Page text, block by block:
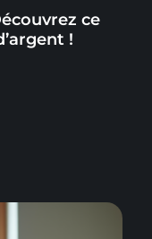
ce
!